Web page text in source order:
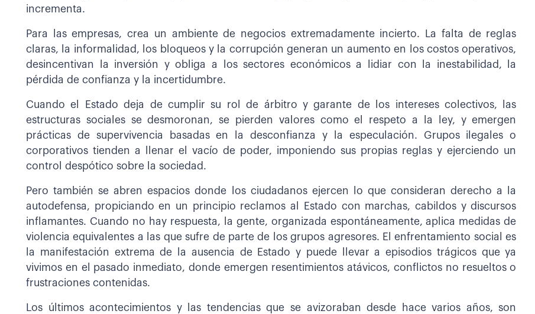
incrementa.
Para las empresas, crea un ambiente de negocios extremadamente incierto. La falta de reglas
claras, la informalidad, los bloqueos y la corrupción generan un aumento en los costos operativos,
desincentivan la inversión y obliga a los sectores económicos a lidiar con la inestabilidad, la
pérdida de confianza y la incertidumbre.
Cuando el Estado deja de cumplir su rol de árbitro y garante de los intereses colectivos, las
estructuras sociales se desmoronan, se pierden valores como el respeto a la ley, y emergen
prácticas de supervivencia basadas en la desconfianza y la especulación. Grupos ilegales o
corporativos tienden a llenar el vacío de poder, imponiendo sus propias reglas y ejerciendo un
control despótico sobre la sociedad.
Pero también se abren espacios donde los ciudadanos ejercen lo que consideran derecho a la
autodefensa, propiciando en un principio reclamos al Estado con marchas, cabildos y discursos
inflamantes. Cuando no hay respuesta, la gente, organizada espontáneamente, aplica medidas de
violencia equivalentes a las que sufre de parte de los grupos agresores. El enfrentamiento social es
la manifestación extrema de la ausencia de Estado y puede llevar a episodios trágicos que ya
vivimos en el pasado inmediato, donde emergen resentimientos atávicos, conflictos no resueltos o
frustraciones contenidas.
Los últimos acontecimientos y las tendencias que se avizoraban desde hace varios años, son